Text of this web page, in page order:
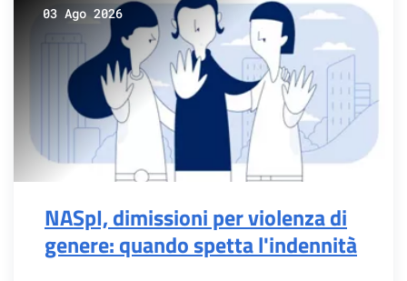
03 Ago 2026
NASpI, dimissioni per violenza di
genere: quando spetta l'indennità